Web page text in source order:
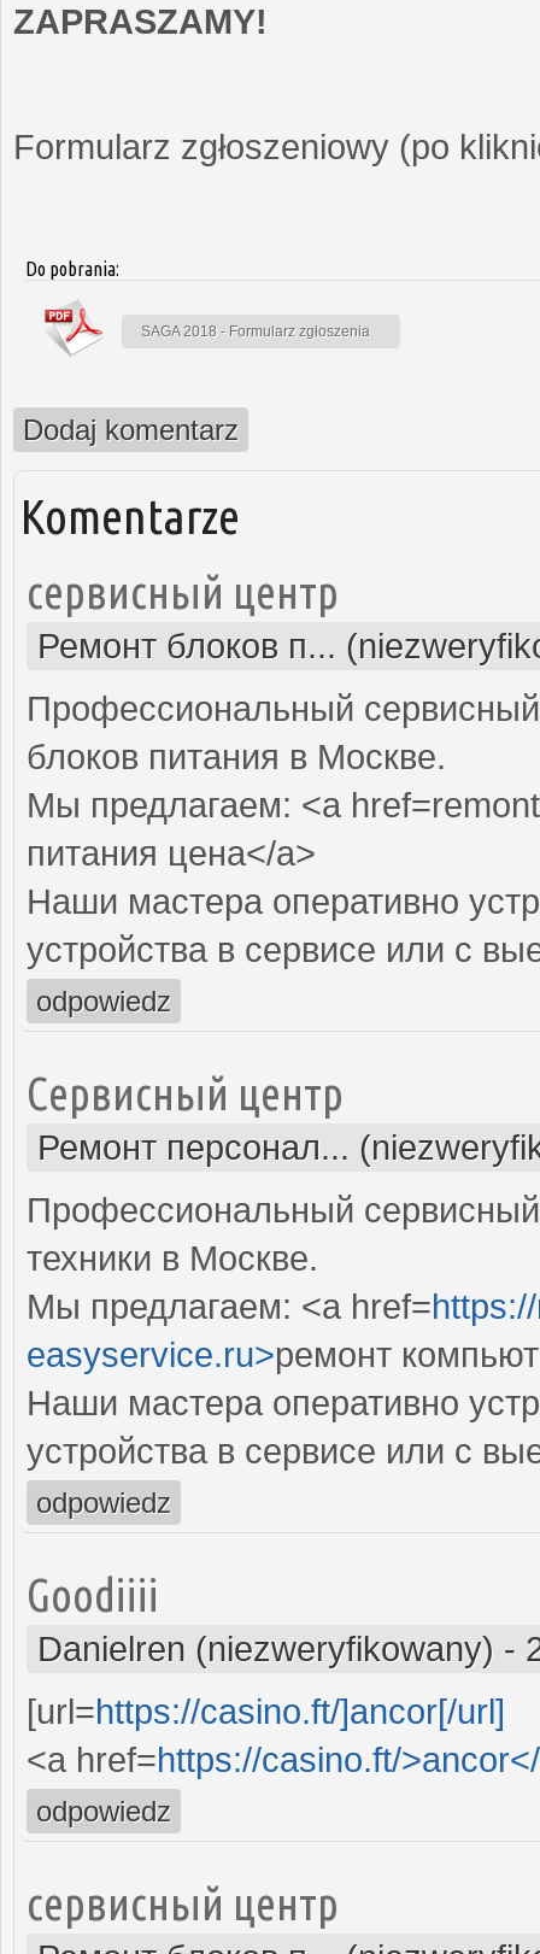
ZAPRASZAMY!
Formularz zgłoszeniowy (po
Do pobrania:
SAGA 2018 - Formularz zgłoszenia
Dodaj komentarz
Komentarze
сервисный центр
Ремонт блоков п...
Профессиональный
блоков питания в Москве.
Мы предлагаем: <a
питания цена</a>
Наши мастера оперативно
устройства в сервисе или с
odpowiedz
Сервисный центр
Ремонт персонал...
Профессиональный
техники в Москве.
Мы предлагаем: <a href=
easyservice.ru>ремонт
Наши мастера оперативно
устройства в сервисе или с
odpowiedz
Goodiiii
Danielren (niezweryfikowany) -
[url=https://casino.ft/]ancor[/url]
<a href=https://casino.ft/
odpowiedz
сервисный центр